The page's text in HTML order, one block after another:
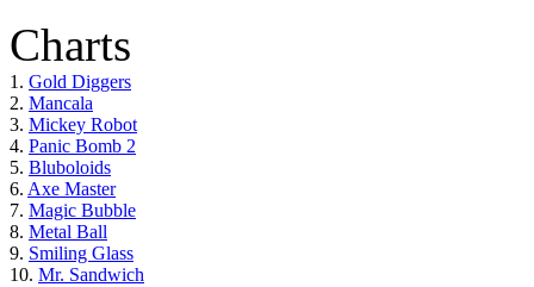
Charts
1. Gold Diggers
2. Mancala
3. Mickey Robot
4. Panic Bomb 2
5. Bluboloids
6. Axe Master
7. Magic Bubble
8. Metal Ball
9. Smiling Glass
10. Mr. Sandwich